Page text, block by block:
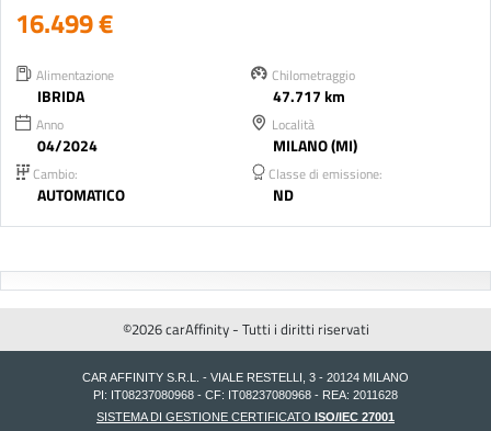
16.499 €
Alimentazione
IBRIDA
Chilometraggio
47.717 km
Anno
04/2024
Località
MILANO (MI)
Cambio:
AUTOMATICO
Classe di emissione:
ND
©2026 carAffinity - Tutti i diritti riservati
CAR AFFINITY S.R.L. - VIALE RESTELLI, 3 - 20124 MILANO
PI: IT08237080968 - CF: IT08237080968 - REA: 2011628
SISTEMA DI GESTIONE CERTIFICATO ISO/IEC 27001